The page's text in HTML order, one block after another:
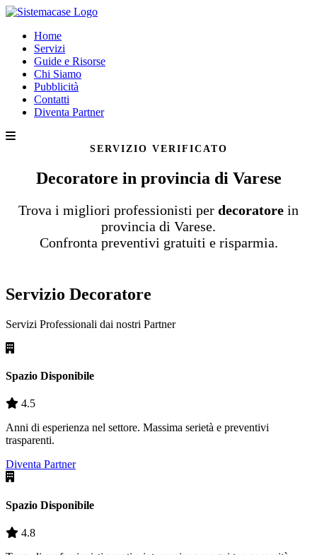
Home
Servizi
Guide e Risorse
Chi Siamo
Pubblicità
Contatti
Diventa Partner
SERVIZIO VERIFICATO
Decoratore in provincia di Varese
Trova i migliori professionisti per decoratore in
provincia di Varese.
Confronta preventivi gratuiti e risparmia.
Servizio Decoratore
Servizi Professionali dai nostri Partner
Spazio Disponibile
4.5
Anni di esperienza nel settore. Massima serietà e preventivi
trasparenti.
Diventa Partner
Spazio Disponibile
4.8